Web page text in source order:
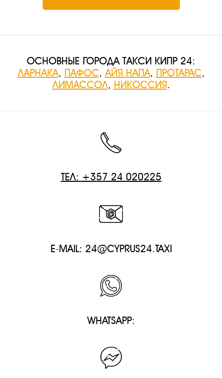
ОСНОВНЫЕ ГОРОДА ТАКСИ КИПР 24:
ЛАРНАКА, ПАФОС,АЙЯ НАПА, ПРОТАРАС,
ЛИМАССОЛ, НИКОССИЯ.
ТЕЛ: +357 24 020225
E-MAIL: 24@CYPRUS24.TAXI
WHATSAPP: